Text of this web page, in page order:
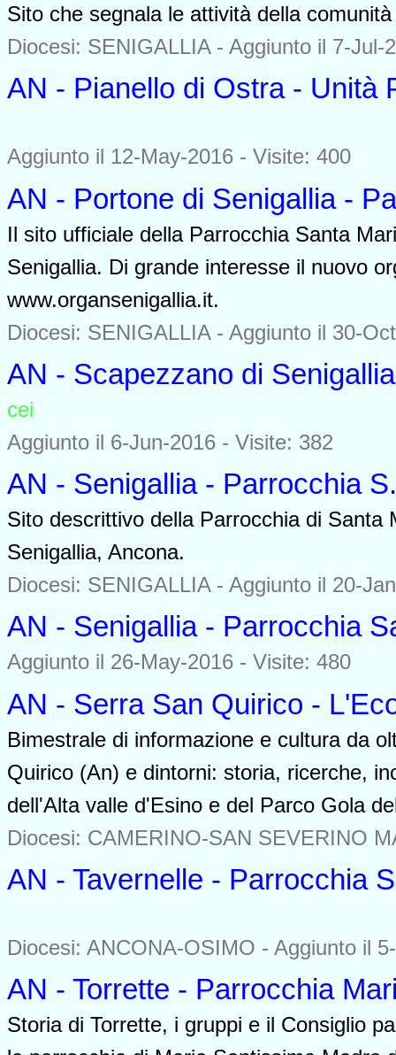
Sito che segnala le attività della
Diocesi: SENIGALLIA - Aggiunto il 7-Jul-
AN - Pianello di Ostra - Unità
Aggiunto il 12-May-2016 - Visite: 400
AN - Portone di Senigallia -
Il sito ufficiale della Parrocchia Santa
Senigallia. Di grande interesse il nuovo
www.organsenigallia.it.
Diocesi: SENIGALLIA - Aggiunto il 30-
AN - Scapezzano di
cei
Aggiunto il 6-Jun-2016 - Visite: 382
AN - Senigallia - Parrocchia
Sito descrittivo della Parrocchia di
Senigallia, Ancona.
Diocesi: SENIGALLIA - Aggiunto il 20-
AN - Senigallia - Parrocchia
Aggiunto il 26-May-2016 - Visite: 480
AN - Serra San Quirico -
Bimestrale di informazione e cultura da
Quirico (An) e dintorni: storia, ricerche,
dell'Alta valle d'Esino e del Parco Gola
Diocesi: CAMERINO-SAN SEVERINO
AN - Tavernelle - Parrocchia
Diocesi: ANCONA-OSIMO - Aggiunto il
AN - Torrette - Parrocchia
Storia di Torrette, i gruppi e il Consiglio